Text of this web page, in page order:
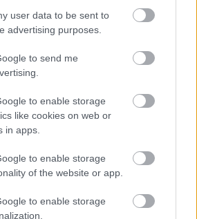
user data to be sent to
advertising purposes.
to send me
to enable storage
like cookies on web or
in apps.
to enable storage
of the website or app.
to enable storage
TESTS. Ja vari izlasīt
vārdus, kas apgriezti
pagaidām viss ir